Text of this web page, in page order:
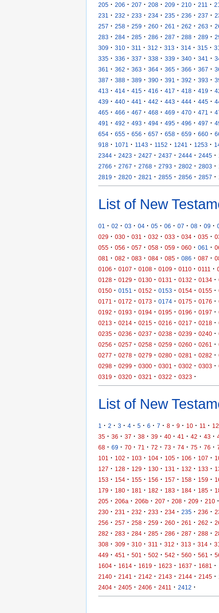
205 · 206 · 207 · 208 · 209 · 210 · 211 ·
231
· 232 · 233 · 234 · 235 · 236 · 237 ·
257 · 258 · 259 · 260 · 261 · 262 · 263 ·
283 · 284 · 285 · 286 · 287 · 288 · 289 ·
309 · 310 · 311 · 312 · 313 · 314 · 315 ·
335 · 336 · 337 · 338 · 339 · 340 · 341 ·
361
· 362 · 363 · 364 · 365 · 366 · 367 ·
387 · 388 · 389 · 390 · 391 · 392 · 393 ·
413 · 414 · 415 · 416 · 417 · 418 · 419 ·
439 · 440 · 441 · 442 · 443 · 444 · 445 ·
465 · 466 · 467 · 468 · 469 · 470 · 471 ·
491
· 492 · 493 · 494 · 495 · 496 · 497 ·
654 · 655 · 656 · 657 · 658 · 659 · 660 ·
918 · 1071 · 1143 · 1152 · 1241 · 1253 ·
2344 · 2423 · 2427 · 2437 · 2444 · 2445 ·
2766 · 2767 · 2768 · 2793 · 2802 · 2803 ·
2819 · 2820 · 2821 · 2855 · 2856 · 2857 ·
List of New
01 · 02 · 03 · 04 · 05 · 06 · 07 · 08 · 09 ·
029 · 030 · 031 · 032 · 033 · 034 · 035 ·
055 · 056 · 057 · 058 · 059 · 060 · 061 ·
081
· 082 · 083 · 084 · 085 · 086 · 087 ·
0106 · 0107 · 0108 · 0109 · 0110 · 0111 ·
0128 · 0129 · 0130 · 0131 · 0132 · 0134 ·
0150 · 0151 · 0152 · 0153 · 0154 · 0155 ·
0171
· 0172 · 0173 · 0174 · 0175 · 0176 ·
0192 · 0193 · 0194 · 0195 · 0196 · 0197 ·
0213 · 0214 · 0215 · 0216 · 0217 · 0218 ·
0235 · 0236 · 0237 · 0238 · 0239 · 0240 ·
0256 · 0257 · 0258 · 0259 · 0260 · 0261 ·
0277 · 0278 · 0279 · 0280 · 0281 · 0282 ·
0298 · 0299 · 0300 · 0301 · 0302 · 0303 ·
0319 · 0320 · 0321 · 0322 · 0323 ·
List of New
1 · 2 · 3 · 4 · 5 · 6 · 7 · 8 · 9 · 10 · 11 · 12
35 · 36 · 37 · 38 · 39 · 40 · 41 · 42 · 43 ·
68 · 69 · 70 · 71 · 72 · 73 · 74 · 75 · 76 ·
101
· 102 · 103 · 104 · 105 · 106 · 107 ·
127 · 128 · 129 · 130 · 131 · 132 · 133 ·
153 · 154 · 155 · 156 · 157 · 158 · 159 ·
179 · 180 · 181 · 182 · 183 · 184 · 185 ·
205 · 206a · 206b · 207 · 208 · 209 · 210 ·
230 · 231 · 232 · 233 · 234 · 235 · 236 ·
256 · 257 · 258 · 259 · 260 · 261 · 262 ·
282 · 283 · 284 · 285 · 286 · 287 · 288 ·
308 · 309 · 310 · 311 · 312 · 313 · 314 ·
449 · 451 · 501 · 502 · 542 · 560 · 561 ·
1604 · 1614 · 1619 · 1623 · 1637 · 1681 ·
2140 · 2141 · 2142 · 2143 · 2144 · 2145 ·
2404 · 2405 · 2406 · 2411 · 2412 ·